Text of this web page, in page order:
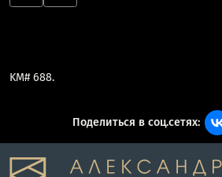
KM# 688.
Поделиться в соц.сетях: